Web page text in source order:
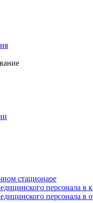
стационаре
персонала в
персонала в